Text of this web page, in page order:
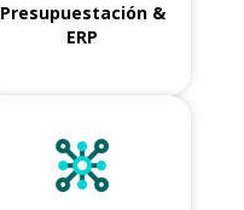
Presupuestación &
ERP